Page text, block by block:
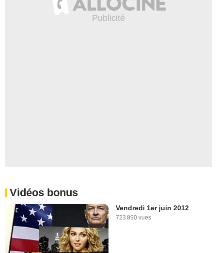
Vidéos bonus
Vendredi 1er juin 2012
723 890 vues